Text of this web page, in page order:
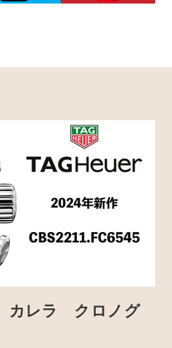
カレラ クロノグ